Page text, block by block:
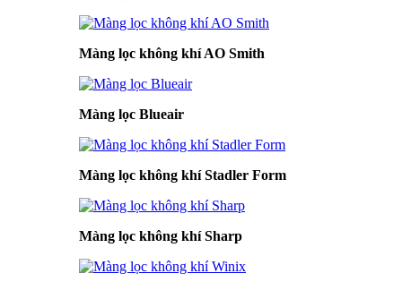
Màng lọc không khí AO Smith
Màng lọc Blueair
Màng lọc không khí Stadler Form
Màng lọc không khí Sharp